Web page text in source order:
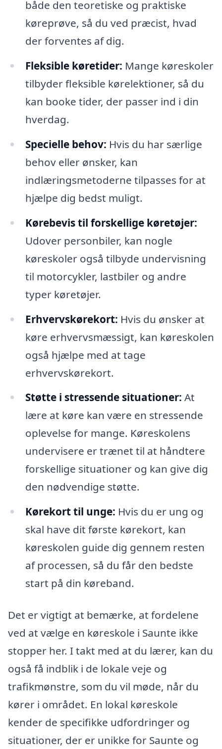
både den teoretiske og praktiske
køreprøve, så du ved præcist, hvad
der forventes af dig.
Fleksible køretider: Mange køreskoler
tilbyder fleksible kørelektioner, så du
kan booke tider, der passer ind i din
hverdag.
Specielle behov: Hvis du har særlige
behov eller ønsker, kan
indlæringsmetoderne tilpasses for at
hjælpe dig bedst muligt.
Kørebevis til forskellige køretøjer:
Udover personbiler, kan nogle
køreskoler også tilbyde undervisning
til motorcykler, lastbiler og andre
typer køretøjer.
Erhvervskørekort: Hvis du ønsker at
køre erhvervsmæssigt, kan køreskolen
også hjælpe med at tage
erhvervskørekort.
Støtte i stressende situationer: At
lære at køre kan være en stressende
oplevelse for mange. Køreskolens
undervisere er trænet til at håndtere
forskellige situationer og kan give dig
den nødvendige støtte.
Kørekort til unge: Hvis du er ung og
skal have dit første kørekort, kan
køreskolen guide dig gennem resten
af processen, så du får den bedste
start på din køreband.
Det er vigtigt at bemærke, at fordelene
ved at vælge en køreskole i Saunte ikke
stopper her. I takt med at du lærer, kan du
også få indblik i de lokale veje og
trafikmønstre, som du vil møde, når du
kører i området. En lokal køreskole
kender de specifikke udfordringer og
situationer, der er unikke for Saunte og